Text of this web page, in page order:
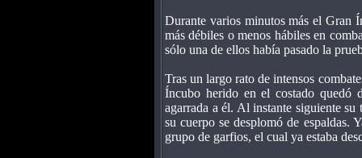
Durante varios minutos más el Gran
más débiles o menos hábiles en
sólo una de ellos había pasado la
Tras un largo rato de intensos
Íncubo herido en el costado quedó
agarrada a él. Al instante siguiente
su cuerpo se desplomó de espaldas.
grupo de garfios, el cual ya estaba